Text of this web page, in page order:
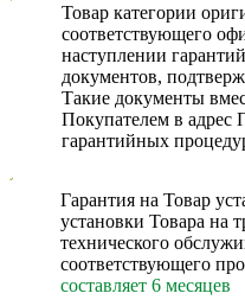
Товар категории
соответствующего
наступлении
документов,
Такие документы
Покупателем в адрес
гарантийных
Гарантия на Товар
установки Товара на
технического
соответствующего
составляет 6 месяцев